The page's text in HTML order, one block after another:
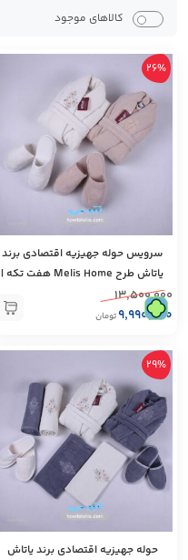
کالاهای موجود
26%
سرویس حوله جهیزيه اقتصادی برند
ياتاش طرح Melis Home هفت تكه |
۱۳,۵۰۰,۰۰۰
۹,۹۹۰,۰۰۰ تومان
29%
حوله جهیزيه اقتصادی برند ياتاش